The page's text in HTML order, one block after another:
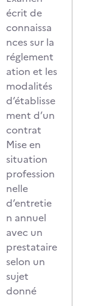
écrit de
connaissa
nces sur la
réglement
ation et les
modalités
d’établisse
ment d’un
contrat
Mise en
situation
profession
nelle
d’entretie
n annuel
avec un
prestataire
selon un
sujet
donné